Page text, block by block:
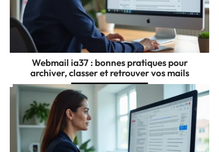
Webmail ia37 : bonnes pratiques pour
archiver, classer et retrouver vos mails